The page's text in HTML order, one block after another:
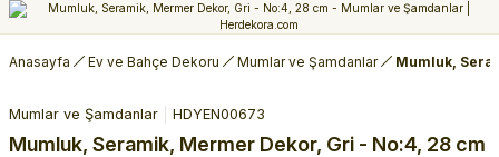
Anasayfa Ev ve Bahçe Dekoru Mumlar ve Şamdanlar Mumluk,
Mumlar ve Şamdanlar HDYEN00673
Mumluk, Seramik, Mermer Dekor, Gri - No:4, 28 cm